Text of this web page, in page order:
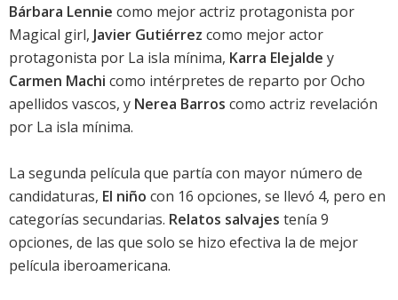
Bárbara Lennie como mejor actriz protagonista por
Magical girl, Javier Gutiérrez como mejor actor
protagonista por La isla mínima, Karra Elejalde y
Carmen Machi como intérpretes de reparto porOcho
apellidos vascos, y Nerea Barros como actriz revelación
por La isla mínima.
La segunda película que partía con mayor número de
candidaturas, El niño con 16 opciones, se llevó 4, pero en
categorías secundarias. Relatos salvajes tenía 9
opciones, de las que solo se hizo efectiva la de mejor
película iberoamericana.